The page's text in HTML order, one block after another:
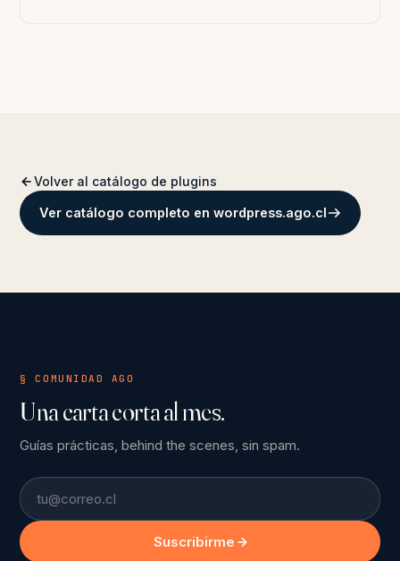
Volver al catálogo de plugins
Ver catálogo completo en wordpress.ago.cl
§ COMUNIDAD AGO
Una carta corta al mes.
Guías prácticas, behind the scenes, sin spam.
Email
Suscribirme